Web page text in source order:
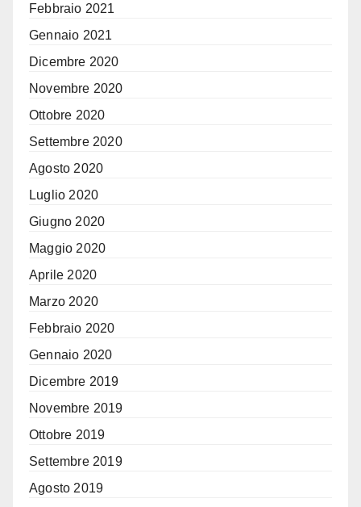
Febbraio 2021
Gennaio 2021
Dicembre 2020
Novembre 2020
Ottobre 2020
Settembre 2020
Agosto 2020
Luglio 2020
Giugno 2020
Maggio 2020
Aprile 2020
Marzo 2020
Febbraio 2020
Gennaio 2020
Dicembre 2019
Novembre 2019
Ottobre 2019
Settembre 2019
Agosto 2019